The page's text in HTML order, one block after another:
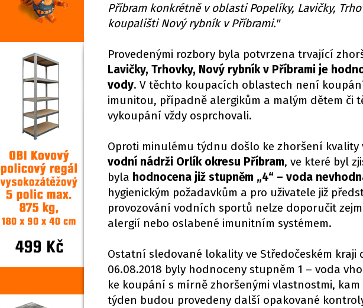
Příbram konkrétně v oblasti Popelíky, Lavičky,
koupališti Nový rybník v Příbrami."
Provedenými rozbory byla potvrzena trvající
Lavičky, Trhovky, Nový rybník v Příbrami je
vody. V těchto koupacích oblastech není
imunitou, případně alergikům a malým dětem či
vykoupání vždy osprchovali.
Oproti minulému týdnu došlo ke zhoršení kvality
vodní nádrži Orlík okresu Příbram, ve které byl
byla hodnocena již stupněm „4“ – voda
hygienickým požadavkům a pro uživatele již
provozování vodních sportů nelze doporučit
alergií nebo oslabené imunitním systémem.
Ostatní sledované lokality ve Středočeském
06.08.2018 byly hodnoceny stupněm 1 – voda
ke koupání s mírně zhoršenými vlastnostmi,
týden budou provedeny další opakované